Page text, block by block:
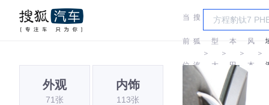
当
前
位
搜
狐
汽
车
＞
车
型
大
全
＞
本
田
＞
东
风
本
＞
外观
71张
内饰
113张